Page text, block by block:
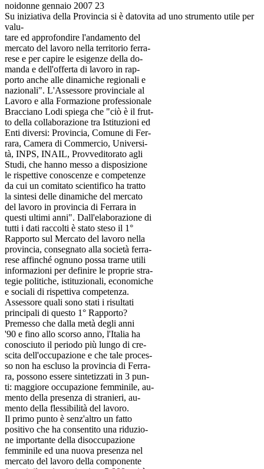
noidonne gennaio 2007 23
Su iniziativa della Provincia si è datovita ad uno strumento utile per
valu-
tare ed approfondire l'andamento del
mercato del lavoro nella territorio ferra-
rese e per capire le esigenze della do-
manda e dell'offerta di lavoro in rap-
porto anche alle dinamiche regionali e
nazionali". L'Assessore provinciale al
Lavoro e alla Formazione professionale
Bracciano Lodi spiega che "ciò è il frut-
to della collaborazione tra Istituzioni ed
Enti diversi: Provincia, Comune di Fer-
rara, Camera di Commercio, Universi-
tà, INPS, INAIL, Provveditorato agli
Studi, che hanno messo a disposizione
le rispettive conoscenze e competenze
da cui un comitato scientifico ha tratto
la sintesi delle dinamiche del mercato
del lavoro in provincia di Ferrara in
questi ultimi anni". Dall'elaborazione di
tutti i dati raccolti è stato steso il 1°
Rapporto sul Mercato del lavoro nella
provincia, consegnato alla società ferra-
rese affinché ognuno possa trarne utili
informazioni per definire le proprie stra-
tegie politiche, istituzionali, economiche
e sociali di rispettiva competenza.
Assessore quali sono stati i risultati
principali di questo 1° Rapporto?
Premesso che dalla metà degli anni
'90 e fino allo scorso anno, l'Italia ha
conosciuto il periodo più lungo di cre-
scita dell'occupazione e che tale proces-
so non ha escluso la provincia di Ferra-
ra, possono essere sintetizzati in 3 pun-
ti: maggiore occupazione femminile, au-
mento della presenza di stranieri, au-
mento della flessibilità del lavoro.
Il primo punto è senz'altro un fatto
positivo che ha consentito una riduzio-
ne importante della disoccupazione
femminile ed una nuova presenza nel
mercato del lavoro della componente